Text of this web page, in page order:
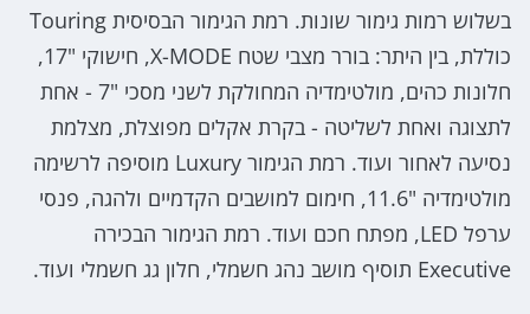
בשלוש רמות גימור שונות. רמת הגימור הבסיסית Touring
כוללת, בין היתר: בורר מצבי שטח X-MODE, חישוקי "17,
חלונות כהים, מולטימדיה המחולקת לשני מסכי "7 - אחת
לתצוגה ואחת לשליטה - בקרת אקלים מפוצלת, מצלמת
נסיעה לאחור ועוד. רמת הגימור Luxury מוסיפה לרשימה
מולטימדיה "11.6, חימום למושבים הקדמיים ולהגה, פנסי
ערפל LED, מפתח חכם ועוד. רמת הגימור הבכירה
Executive תוסיף מושב נהג חשמלי, חלון גג חשמלי ועוד.